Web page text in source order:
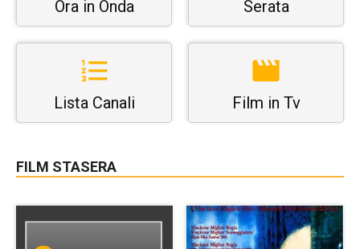
Ora in Onda Serata
Lista Canali Film in Tv
FILM STASERA